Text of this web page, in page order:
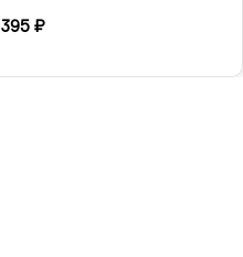
РФ
395 ₽